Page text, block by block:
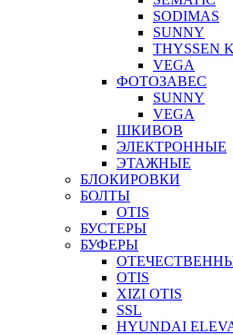
SODIMAS
SUNNY
THYSSEN
VEGA
ФОТОЗАВЕС
SUNNY
VEGA
ШКИВОВ
ЭЛЕКТРОННЫЕ
ЭТАЖНЫЕ
БЛОКИРОВКИ
БОЛТЫ
OTIS
БУСТЕРЫ
БУФЕРЫ
OTIS
XIZI OTIS
SSL
HYUNDAI